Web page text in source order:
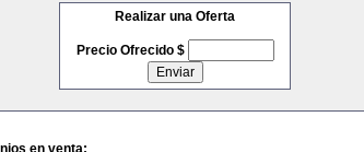
Realizar una Oferta
Precio Ofrecido $
en venta: